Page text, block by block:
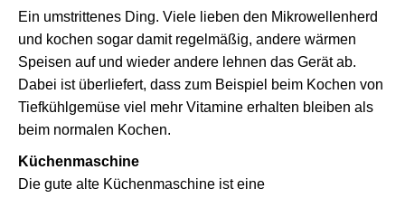
Ein umstrittenes Ding. Viele lieben den Mikrowellenherd
und kochen sogar damit regelmäßig, andere wärmen
Speisen auf und wieder andere lehnen das Gerät ab.
Dabei ist überliefert, dass zum Beispiel beim Kochen von
Tiefkühlgemüse viel mehr Vitamine erhalten bleiben als
beim normalen Kochen.
Küchenmaschine
Die gute alte Küchenmaschine ist eine